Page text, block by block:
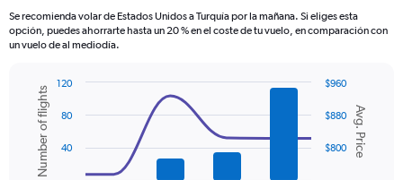
The
chart
axis
displaying
values.
Range:
Se recomienda volar de Estados Unidos a Turquía por la mañana. Si eliges esta
opción, puedes ahorrarte hasta un 20 % en el coste de tu vuelo, en comparación con
un vuelo de al mediodía.
Combination
chart
with
data
series.
Chart
graphic.
Avg. Price
Number of flights $800
$880
$960
40
80
120